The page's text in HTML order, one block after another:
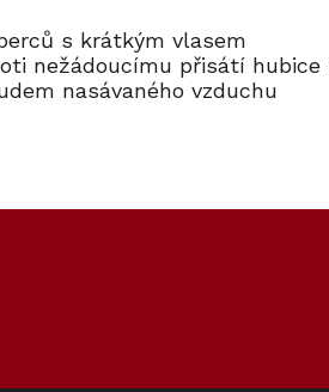
s krátkým vlasem
nežádoucímu přisátí hubice
nasávaného vzduchu